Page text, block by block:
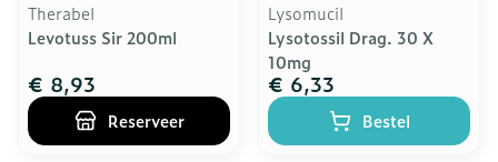
Therabel
Levotuss Sir 200ml
€ 8,93
Reserveer
Lysomucil
Lysotossil Drag. 30 X
10mg
€ 6,33
Bestel